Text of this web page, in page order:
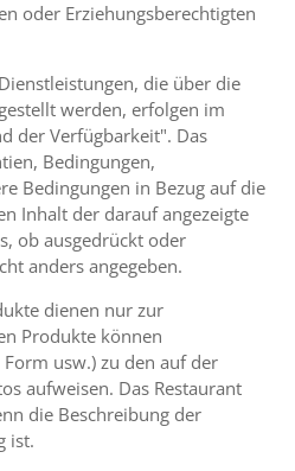
oder Erziehungsberechtigten
die über die
werden, erfolgen im
der Verfügbarkeit". Das
Bedingungen,
Bedingungen in Bezug auf die
Inhalt der darauf angezeigte
ob ausgedrückt oder
anders angegeben.
dienen nur zur
Produkte können
usw.) zu den auf der
aufweisen. Das Restaurant
die Beschreibung der
ist.